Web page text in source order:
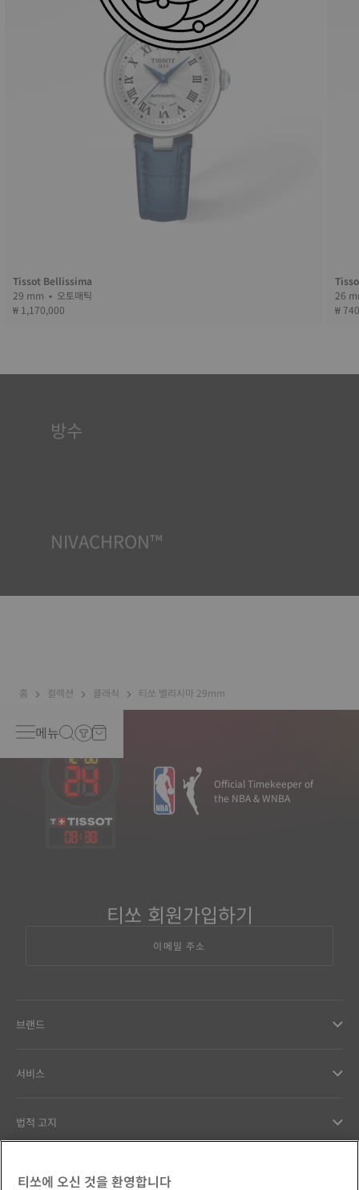
Tissot Bellissima
29 mm • 오토매틱
₩ 1,170,000
₩
방수
NIVACHRON™
홈 컬렉션 클래식 티쏘 벨리시마 29mm
메뉴
08: 38
Official Timekeeper of
the NBA & WNBA
티쏘 회원가입하기
이메일 주소
브랜드
서비스
법적 고지
티쏘에 오신 것을 환영합니다